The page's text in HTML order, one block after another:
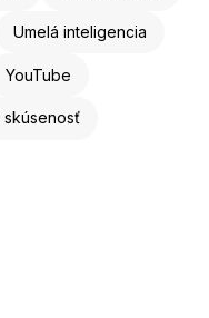
Umelá inteligencia
YouTube
skúsenosť